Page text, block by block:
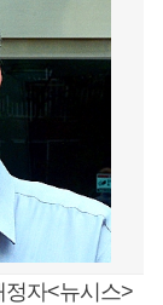
자<뉴시스>